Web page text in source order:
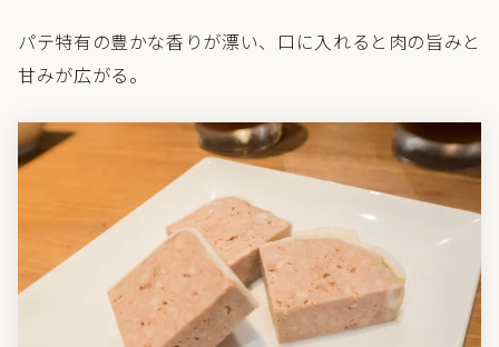
パテ特有の豊かな香りが漂い、口に入れると肉の旨みと
甘みが広がる。